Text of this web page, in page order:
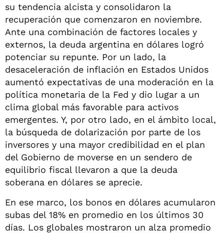
su tendencia alcista y consolidaron la
recuperación que comenzaron en noviembre.
Ante una combinación de factores locales y
externos, la deuda argentina en dólares logró
potenciar su repunte. Por un lado, la
desaceleración de inflación en Estados Unidos
aumentó expectativas de una moderación en la
política monetaria de la Fed y dio lugar a un
clima global más favorable para activos
emergentes. Y, por otro lado, en el ámbito local,
la búsqueda de dolarización por parte de los
inversores y una mayor credibilidad en el plan
del Gobierno de moverse en un sendero de
equilibrio fiscal llevaron a que la deuda
soberana en dólares se aprecie.
En ese marco, los bonos en dólares acumularon
subas del 18% en promedio en los últimos 30
días. Los globales mostraron un alza promedio